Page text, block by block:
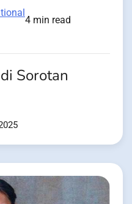
4 min read
Sorotan